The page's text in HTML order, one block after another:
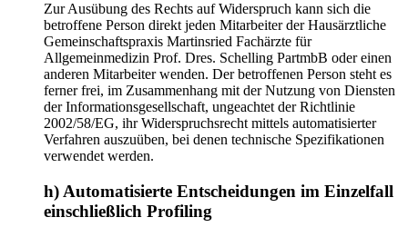
Zur Ausübung des Rechts auf Widerspruch kann sich die
betroffene Person direkt jeden Mitarbeiter der Hausärztliche
Gemeinschaftspraxis Martinsried Fachärzte für
Allgemeinmedizin Prof. Dres. Schelling PartmbB oder einen
anderen Mitarbeiter wenden. Der betroffenen Person steht es
ferner frei, im Zusammenhang mit der Nutzung von Diensten
der Informationsgesellschaft, ungeachtet der Richtlinie
2002/58/EG, ihr Widerspruchsrecht mittels automatisierter
Verfahren auszuüben, bei denen technische Spezifikationen
verwendet werden.
h) Automatisierte Entscheidungen im Einzelfall
einschließlich Profiling